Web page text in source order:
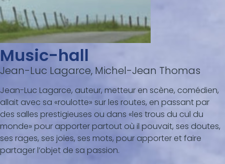
Music-hall
Jean-Luc Lagarce, Michel-Jean Thomas
Jean-Luc Lagarce, auteur, metteur en scène, comédien,
allait avec sa «roulotte» sur les routes, en passant par
des salles prestigieuses ou dans «les trous du cul du
monde» pour apporter partout où il pouvait, ses doutes,
ses rages, ses joies, ses mots, pour apporter et faire
partager l’objet de sa passion.